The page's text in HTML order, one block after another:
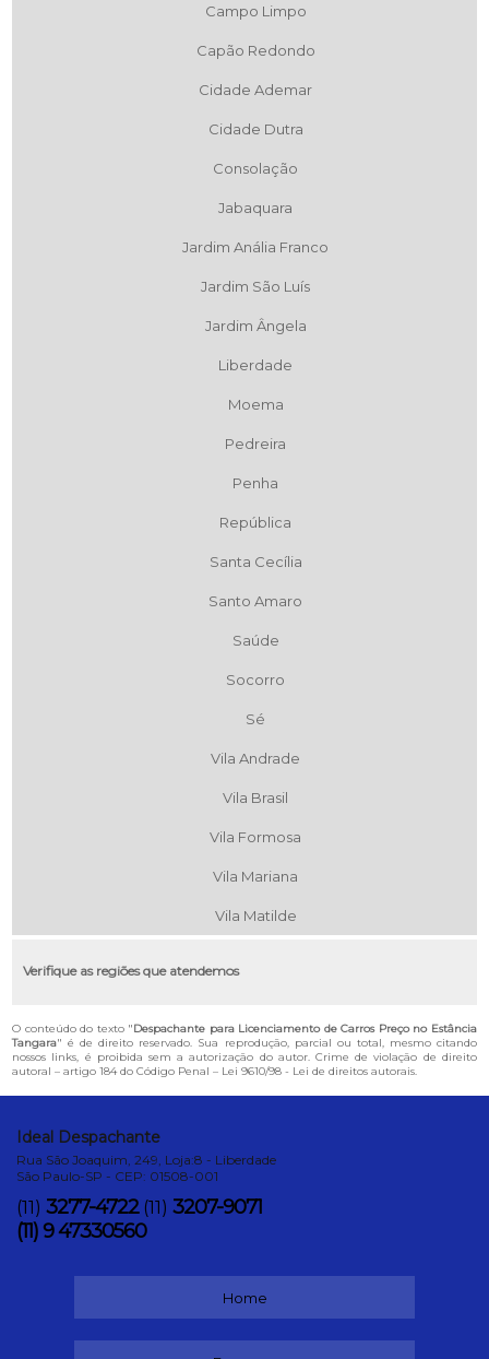
Campo Limpo
Capão Redondo
Cidade Ademar
Cidade Dutra
Consolação
Jabaquara
Jardim Anália Franco
Jardim São Luís
Jardim Ângela
Liberdade
Moema
Pedreira
Penha
República
Santa Cecília
Santo Amaro
Saúde
Socorro
Sé
Vila Andrade
Vila Brasil
Vila Formosa
Vila Mariana
Vila Matilde
Verifique as regiões que atendemos
O conteúdo do texto "Despachante para Licenciamento de Carros Preço no Estância
Tangara" é de direito reservado. Sua reprodução, parcial ou total, mesmo citando
nossos links, é proibida sem a autorização do autor. Crime de violação de direito
autoral – artigo 184 do Código Penal – Lei 9610/98 - Lei de direitos autorais.
Ideal Despachante
Rua São Joaquim, 249, Loja:8 - Liberdade
São Paulo-SP - CEP: 01508-001
(11) 3277-4722 (11) 3207-9071
(11) 9 47330560
Home